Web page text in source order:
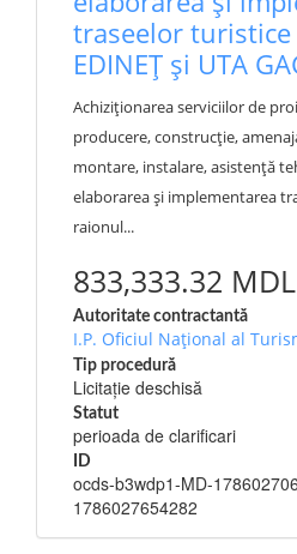
traseelor
EDINEȚ și UTA
Achiziționarea serviciilor de
producere, construcție,
montare, instalare, asistență
elaborarea și implementarea
raionul...
833,333.32 MDL
Autoritate contractantă
I.P. Oficiul Național al
Tip procedură
Licitație deschisă
Statut
perioada de clarificari
ID
ocds-b3wdp1-MD-
1786027654282